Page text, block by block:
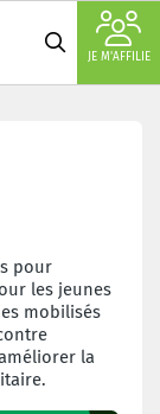
JE M'AFFILIE
pour
les jeunes
mobilisés
la